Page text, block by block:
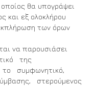
θα υπογράψει
και εξ ολοκλήρου
των όρων
να παρουσιάσει
της
συμφωνητικό,
στερούμενος